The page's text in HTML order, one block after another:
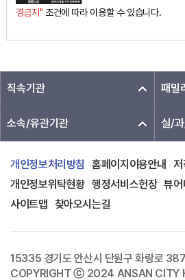
경금지" 조건에 따라 이용할 수 있습니다.
직속기관 패밀
소속/유관기관 실/
개인정보처리방침 홈페이지이용안내
저
개인정보위탁현황 행정서비스헌장 뷰
사이트맵 찾아오시는길
15335 경기도 안산시 단원구 화랑로
COPYRIGHT ⓒ 2024 ANSAN CITY